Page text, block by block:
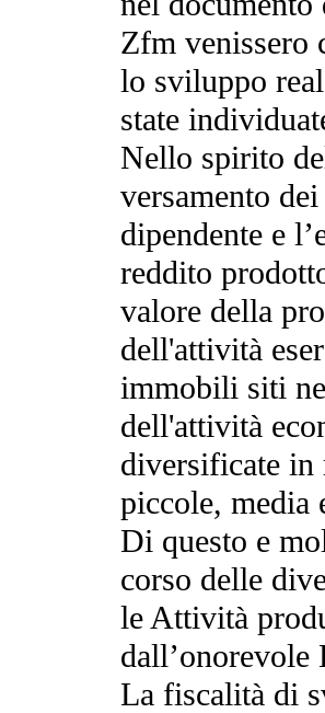
Zfm venissero
lo sviluppo
state
Nello spirito
versamento
dipendente e
reddito
valore della
dell'attività
immobili siti
dell'attività
diversificate in
piccole, media
Di questo e
corso delle
le Attività
La fiscalità di